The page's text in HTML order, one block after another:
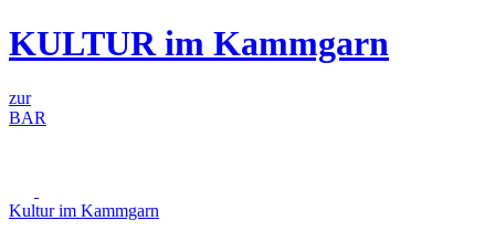
Zum
Inhalt
KULTUR im Kammgarn
zur
BAR
Kultur im Kammgarn